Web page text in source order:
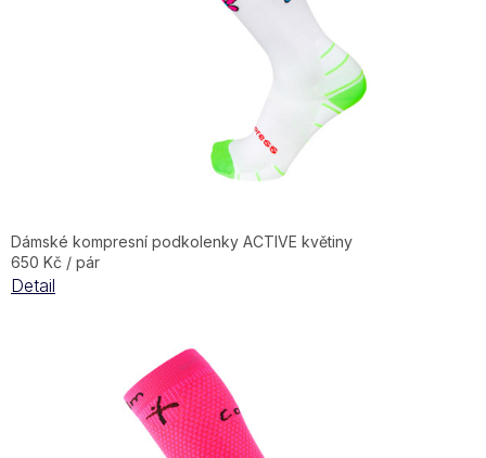
Dámské kompresní podkolenky ACTIVE květiny
650 Kč / pár
Detail